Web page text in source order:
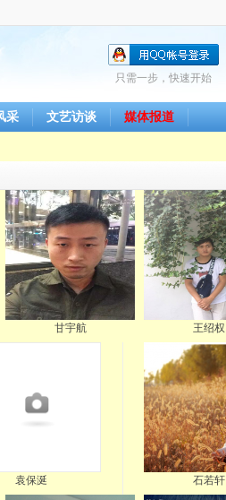
只需一步，快速开始
采 文艺访谈 媒体报道
甘宇航 王绍权
袁保涎 石若轩